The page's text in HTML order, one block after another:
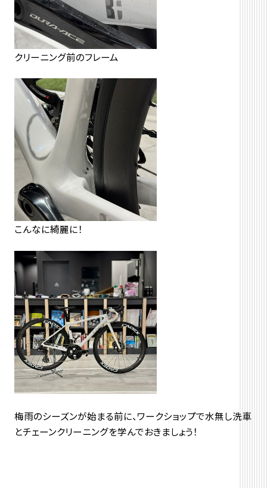
クリーニング前のフレーム
こんなに綺麗に！
梅雨のシーズンが始まる前に、ワークショップで水無し洗車
とチェーンクリーニングを学んでおきましょう！